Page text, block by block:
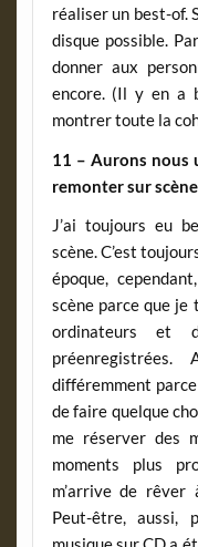
réaliser un best-of.
disque possible.
donner aux
encore. (Il y en a
montrer toute la
11 – Aurons nous
remonter sur scène
J’ai toujours eu
scène. C’est
époque,
scène parce que je
ordinateurs et
différemment
de faire quelque
me réserver des
moments plus
m’arrive de rêver
Peut-être, aussi,